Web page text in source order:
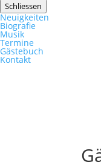
Schliessen
Neuigkeiten
Biografie
Musik
Termine
Gästebuch
Kontakt